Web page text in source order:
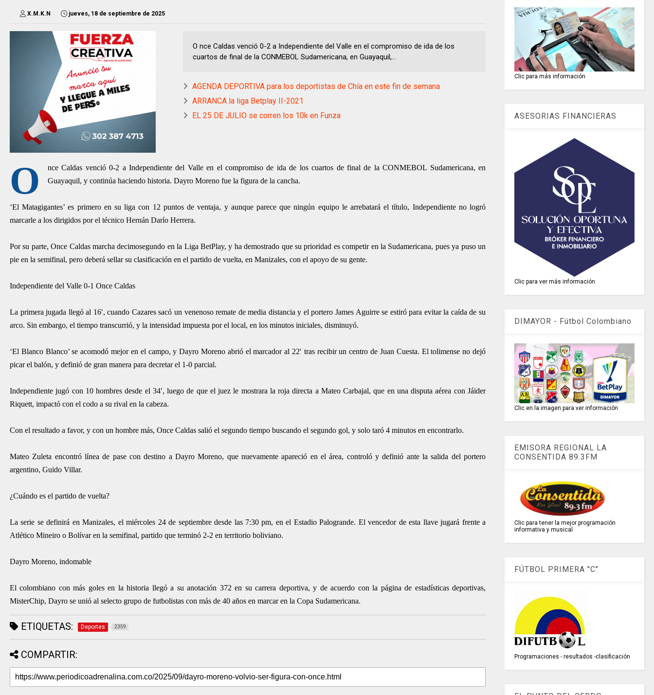
X.M.K.N jueves, 18 de septiembre de 2025
O nce Caldas venció 0-2 a Independiente del Valle en el compromiso de ida de los
cuartos de final de la CONMEBOL Sudamericana, en Guayaquil,...
AGENDA DEPORTIVA para los deportistas de Chía en este fin de semana
ARRANCA la liga Betplay II-2021
EL 25 DE JULIO se corren los 10k en Funza
O
nce Caldas venció 0-2 a Independiente del Valle en el compromiso de ida de los cuartos de final de la CONMEBOL Sudamericana, en
Guayaquil, y continúa haciendo historia. Dayro Moreno fue la figura de la cancha.
‘El Matagigantes’ es primero en su liga con 12 puntos de ventaja, y aunque parece que ningún equipo le arrebatará el título, Independiente no logró
marcarle a los dirigidos por el técnico Hernán Darío Herrera.
Por su parte, Once Caldas marcha decimosegundo en la Liga BetPlay, y ha demostrado que su prioridad es competir en la Sudamericana, pues ya puso un
pie en la semifinal, pero deberá sellar su clasificación en el partido de vuelta, en Manizales, con el apoyo de su gente.
Independiente del Valle 0-1 Once Caldas
La primera jugada llegó al 16′, cuando Cazares sacó un venenoso remate de media distancia y el portero James Aguirre se estiró para evitar la caída de su
arco. Sin embargo, el tiempo transcurrió, y la intensidad impuesta por el local, en los minutos iniciales, disminuyó.
‘El Blanco Blanco’ se acomodó mejor en el campo, y Dayro Moreno abrió el marcador al 22′ tras recibir un centro de Juan Cuesta. El tolimense no dejó
picar el balón, y definió de gran manera para decretar el 1-0 parcial.
Independiente jugó con 10 hombres desde el 34′, luego de que el juez le mostrara la roja directa a Mateo Carbajal, que en una disputa aérea con Jáider
Riquett, impactó con el codo a su rival en la cabeza.
Con el resultado a favor, y con un hombre más, Once Caldas salió el segundo tiempo buscando el segundo gol, y solo taró 4 minutos en encontrarlo.
Mateo Zuleta encontró línea de pase con destino a Dayro Moreno, que nuevamente apareció en el área, controló y definió ante la salida del portero
argentino, Guido Villar.
¿Cuándo es el partido de vuelta?
La serie se definirá en Manizales, el miércoles 24 de septiembre desde las 7:30 pm, en el Estadio Palogrande. El vencedor de esta llave jugará frente a
Atlético Mineiro o Bolívar en la semifinal, partido que terminó 2-2 en territorio boliviano.
Dayro Moreno, indomable
El colombiano con más goles en la historia llegó a su anotación 372 en su carrera deportiva, y de acuerdo con la página de estadísticas deportivas,
MisterChip, Dayro se unió al selecto grupo de futbolistas con más de 40 años en marcar en la Copa Sudamericana.
ETIQUETAS: Deportes 2359
COMPARTIR:
Clic para más información
ASESORIAS FINANCIERAS
Clic para ver más información
DIMAYOR - Fútbol Colombiano
Clic en la imagen para ver información
EMISORA REGIONAL LA
CONSENTIDA 89.3FM
Clic para tener la mejor programación
informativa y musical
FÚTBOL PRIMERA "C"
Programaciones - resultados -clasificación